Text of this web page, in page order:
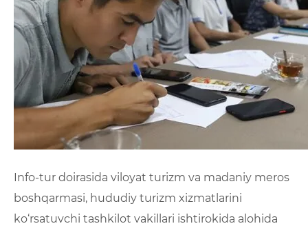
Info-tur doirasida viloyat turizm va madaniy meros
boshqarmasi, hududiy turizm xizmatlarini
ko‘rsatuvchi tashkilot vakillari ishtirokida alohida